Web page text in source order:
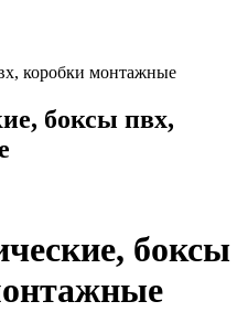
коробки монтажные
боксы пвх,
боксы